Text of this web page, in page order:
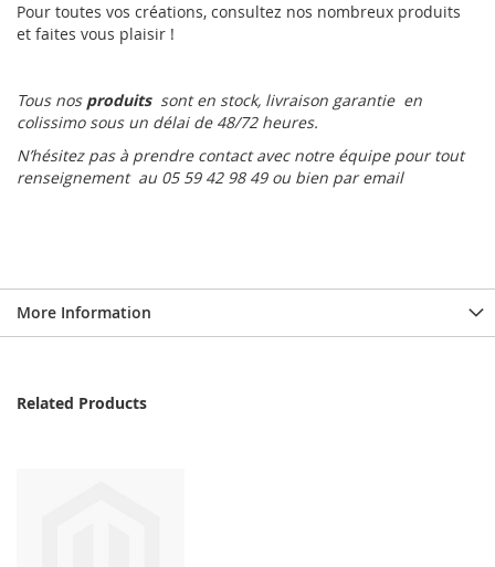
Pour toutes vos créations, consultez nos nombreux produits
et faites vous plaisir !
Tous nos produits sont en stock, livraison garantie en
colissimo sous un délai de 48/72 heures.
N’hésitez pas à prendre contact avec notre équipe pour tout
renseignement au 05 59 42 98 49 ou bien par email
More Information
Related Products